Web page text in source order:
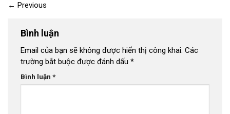
← Previous
Bình luận
Email của bạn sẽ không được hiển thị công khai. Các
trường bắt buộc được đánh dấu *
Bình luận *